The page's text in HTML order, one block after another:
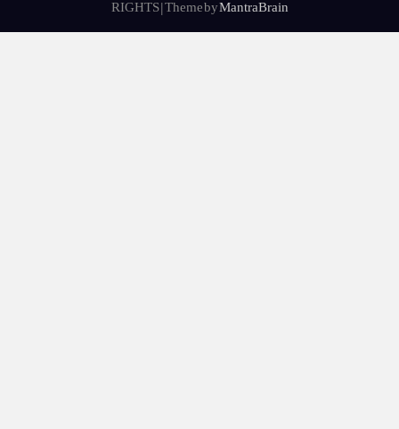
RIGHTS | Theme byMantraBrain